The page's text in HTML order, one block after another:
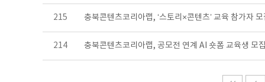
215 충북콘텐츠코리아랩, ‘스토리×콘텐츠’ 교육 참가자 모
214 충북콘텐츠코리아랩, 공모전 연계 AI 숏폼 교육생 모집